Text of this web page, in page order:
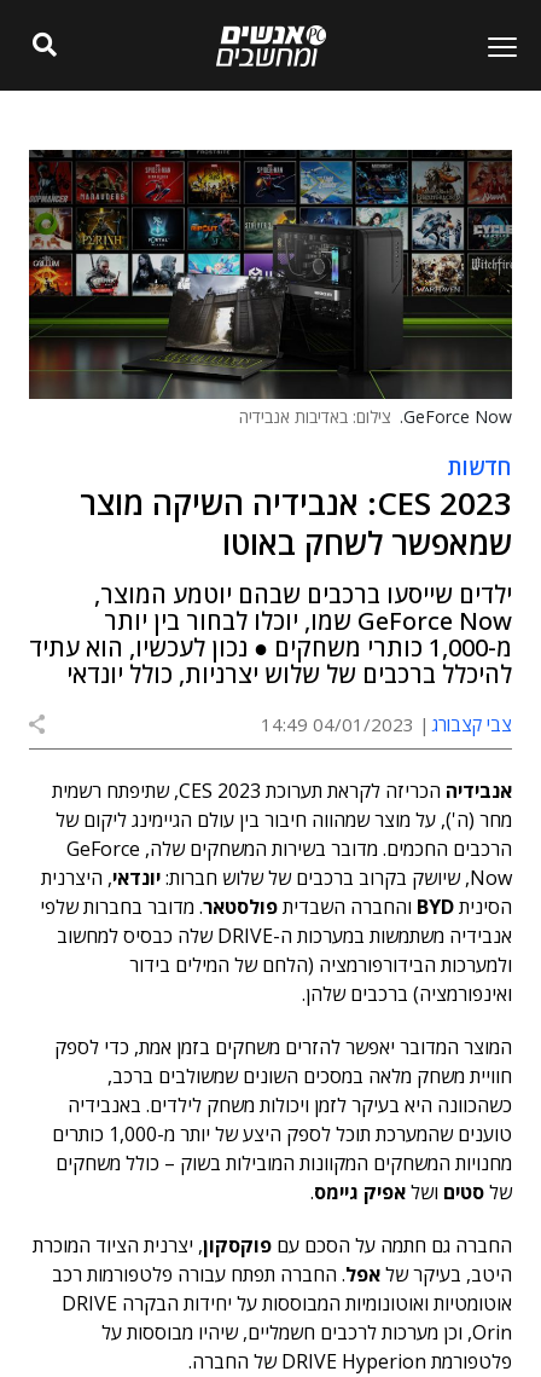
GeForce Now. צילום: באדיבות אנבידיה
חדשות
CES 2023: אנבידיה השיקה מוצר
שמאפשר לשחק באוטו
ילדים שייסעו ברכבים שבהם יוטמע המוצר,
GeForce Now שמו, יוכלו לבחור בין יותר
מ-1,000 כותרי משחקים ● נכון לעכשיו, הוא עתיד
להיכלל ברכבים של שלוש יצרניות, כולל יונדאי
צבי קצבורג 04/01/2023 14:49
אנבידיה
הכריזה לקראת תערוכת CES 2023, שתיפתח רשמית
מחר (ה'), על מוצר שמהווה חיבור בין עולם הגיימינג ליקום של
הרכבים החכמים. מדובר בשירות המשחקים שלה, GeForce
Now, שיושק בקרוב ברכבים של שלוש חברות:
יונדאי, היצרנית
הסיניתBYD והחברה השבדיתפולסטאר. מדובר בחברות שלפי
אנבידיה משתמשות במערכות ה-DRIVE שלה כבסיס למחשוב
ולמערכות הבידורפורמציה (הלחם של המילים בידור
ואינפורמציה) ברכבים שלהן.
המוצר המדובר יאפשר להזרים משחקים בזמן אמת, כדי לספק
חוויית משחק מלאה במסכים השונים שמשולבים ברכב,
כשהכוונה היא בעיקר לזמן ויכולות משחק לילדים. באנבידיה
טוענים שהמערכת תוכל לספק היצע של יותר מ-1,000 כותרים
מחנויות המשחקים המקוונות המובילות בשוק – כולל משחקים
שלסטים ושלאפיק גיימס.
החברה גם חתמה על הסכם עם פוקסקון, יצרנית הציוד המוכרת
היטב, בעיקר שלאפל. החברה תפתח עבורה פלטפורמות רכב
אוטומטיות ואוטונומיות המבוססות על יחידות הבקרה DRIVE
Orin, וכן מערכות לרכבים חשמליים, שיהיו מבוססות על
פלטפורמת DRIVE Hyperion של החברה.